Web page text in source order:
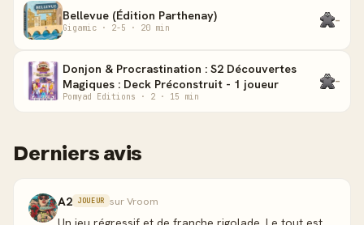
Bellevue (Édition Parthenay)
Gigamic · 2-5 · 20 min
-
Donjon & Procrastination : S2 Découvertes
Magiques : Deck Préconstruit - 1 joueur
Pomyad Editions · 2 · 15 min
-
Derniers avis
A2 JOUEUR sur Vroom